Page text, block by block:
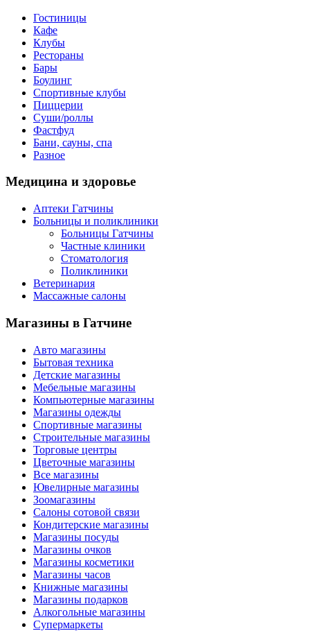
Гостиницы
Кафе
Клубы
Рестораны
Бары
Боулинг
Спортивные клубы
Пиццерии
Суши/роллы
Фастфуд
Бани, сауны, спа
Разное
Медицина и здоровье
Аптеки Гатчины
Больницы и поликлиники
Больницы Гатчины
Частные клиники
Стоматология
Поликлиники
Ветеринария
Массажные салоны
Магазины в Гатчине
Авто магазины
Бытовая техника
Детские магазины
Мебельные магазины
Компьютерные магазины
Магазины одежды
Спортивные магазины
Строительные магазины
Торговые центры
Цветочные магазины
Все магазины
Ювелирные магазины
Зоомагазины
Салоны сотовой связи
Кондитерские магазины
Магазины посуды
Магазины очков
Магазины косметики
Магазины часов
Книжные магазины
Магазины подарков
Алкогольные магазины
Супермаркеты